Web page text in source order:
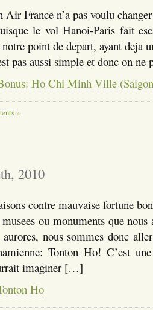
France n’a pas voulu
le vol Hanoi-Paris fait
point de depart, ayant deja
pas aussi simple et donc on
Ho Chi Minh Ville
»
2010
contre mauvaise fortune
ou monuments que nous
nous sommes donc
Tonton Ho! C’est
imaginer […]
Ho